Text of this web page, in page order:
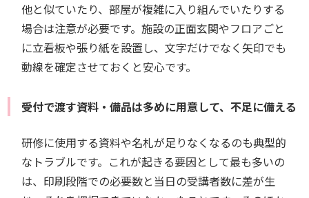
他と似ていたり、部屋が複雑に入り組んでいたりする
場合は注意が必要です。施設の正面玄関やフロアごと
に立看板や張り紙を設置し、文字だけでなく矢印でも
動線を確定させておくと安心です。
受付で渡す資料・備品は多めに用意して、不足に備える
研修に使用する資料や名札が足りなくなるのも典型的
なトラブルです。これが起きる要因として最も多いの
は、印刷段階での必要数と当日の受講者数に差が生